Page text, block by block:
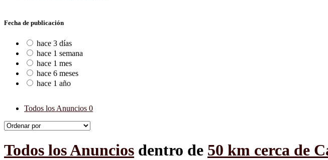
Fecha de publicación
hace 3 días
hace 1 semana
hace 1 mes
hace 6 meses
hace 1 año
Todos los Anuncios 0
Todos los Anuncios dentro de 50 km cerca de